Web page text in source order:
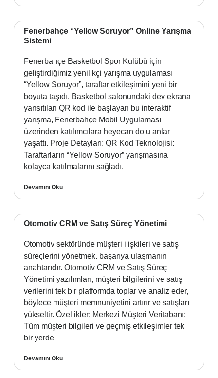
Fenerbahçe “Yellow Soruyor” Online Yarışma
Sistemi
Fenerbahçe Basketbol Spor Kulübü için
geliştirdiğimiz yenilikçi yarışma uygulaması
“Yellow Soruyor”, taraftar etkileşimini yeni bir
boyuta taşıdı. Basketbol salonundaki dev ekrana
yansıtılan QR kod ile başlayan bu interaktif
yarışma, Fenerbahçe Mobil Uygulaması
üzerinden katılımcılara heyecan dolu anlar
yaşattı. Proje Detayları: QR Kod Teknolojisi:
Taraftarların “Yellow Soruyor” yarışmasına
kolayca katılmalarını sağladı.
Devamını Oku
Otomotiv CRM ve Satış Süreç Yönetimi
Otomotiv sektöründe müşteri ilişkileri ve satış
süreçlerini yönetmek, başarıya ulaşmanın
anahtarıdır. Otomotiv CRM ve Satış Süreç
Yönetimi yazılımları, müşteri bilgilerini ve satış
verilerini tek bir platformda toplar ve analiz eder,
böylece müşteri memnuniyetini artırır ve satışları
yükseltir. Özellikler: Merkezi Müşteri Veritabanı:
Tüm müşteri bilgileri ve geçmiş etkileşimler tek
bir yerde
Devamını Oku